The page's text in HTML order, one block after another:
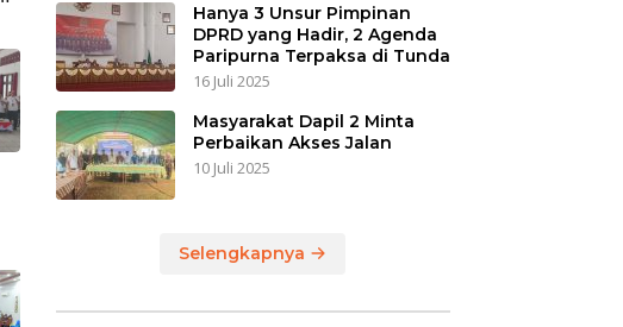
Hanya 3 Unsur Pimpinan
DPRD yang Hadir, 2 Agenda
Paripurna Terpaksa di Tunda
16 Juli 2025
Masyarakat Dapil 2 Minta
Perbaikan Akses Jalan
10 Juli 2025
Selengkapnya